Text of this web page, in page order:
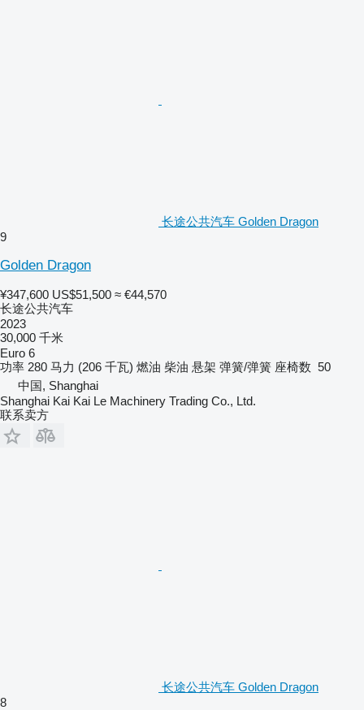
长途公共汽车 Golden Dragon
9
Golden Dragon
¥347,600 US$51,500 ≈ €44,570
长途公共汽车
2023
30,000 千米
Euro 6
功率 280 马力 (206 千瓦) 燃油 柴油 悬架 弹簧/弹簧 座椅数 50
中国, Shanghai
Shanghai Kai Kai Le Machinery Trading Co., Ltd.
联系卖方
长途公共汽车 Golden Dragon
8